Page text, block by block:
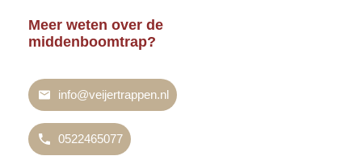
Meer weten over de
middenboomtrap?
info@veijertrappen.nl
0522465077